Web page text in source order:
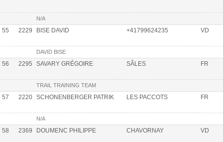
N/A
55 2229 BISE DAVID +41799624235 VD
DAVID BISE
56 2295 SAVARY GRÉGOIRE SÂLES FR
TRAIL TRAINING TEAM
57 2220 SCHONENBERGER PATRIK LES PACCOTS FR
N/A
58 2369 DOUMENC PHILIPPE CHAVORNAY VD